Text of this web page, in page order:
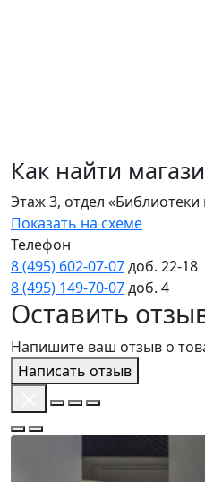
Как найти
Этаж 3, отдел
Показать на схеме
Телефон
8 (495) 602‑07‑07доб. 22‑18
8 (495) 149‑70‑07доб. 4
Оставить
Напишите ваш отзыв о
Написать отзыв